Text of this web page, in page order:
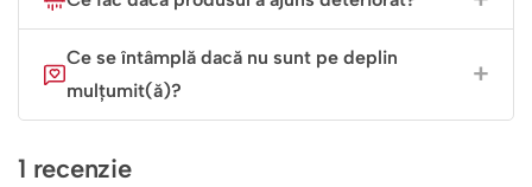
Realizată din ceramică albă premium, cu finisaj lucios de
înaltă calitate, cana va fi martora multor cafele savurate
împreună, chiar și atunci când drumurile voastre se vor
despărți profesional. Este rezistentă și durabilă, exact ca
Ce se întâmplă dacă nu sunt pe deplin
mulțumit(ă)?
1 recenzie